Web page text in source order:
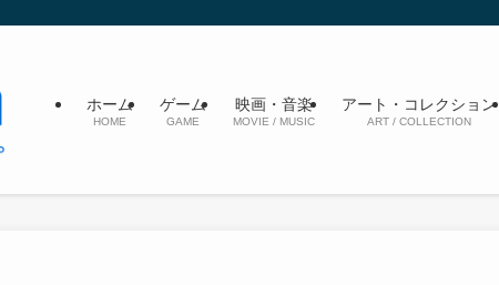
ホーム
HOME
ゲーム
GAME
映画・音楽
MOVIE / MUSIC
アート・コレクション
ART / COLLECTION